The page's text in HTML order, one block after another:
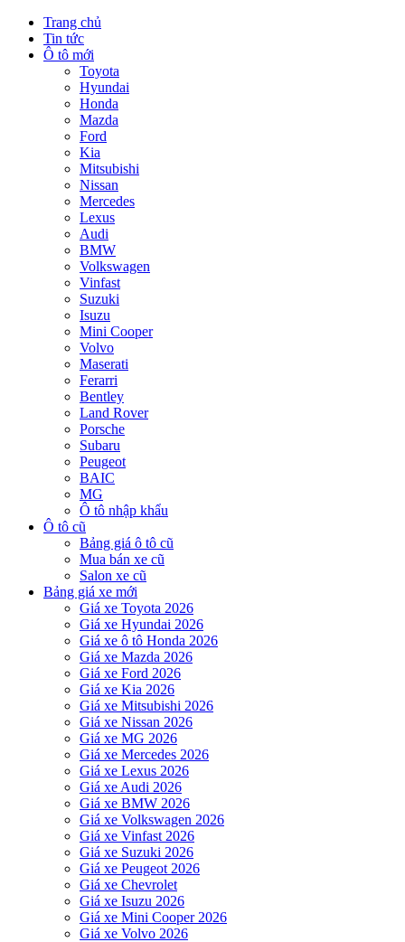
Trang chủ
Tin tức
Ô tô mới
Toyota
Hyundai
Honda
Mazda
Ford
Kia
Mitsubishi
Nissan
Mercedes
Lexus
Audi
BMW
Volkswagen
Vinfast
Suzuki
Isuzu
Mini Cooper
Volvo
Maserati
Ferarri
Bentley
Land Rover
Porsche
Subaru
Peugeot
BAIC
MG
Ô tô nhập khẩu
Ô tô cũ
Bảng giá ô tô cũ
Mua bán xe cũ
Salon xe cũ
Bảng giá xe mới
Giá xe Toyota 2026
Giá xe Hyundai 2026
Giá xe ô tô Honda 2026
Giá xe Mazda 2026
Giá xe Ford 2026
Giá xe Kia 2026
Giá xe Mitsubishi 2026
Giá xe Nissan 2026
Giá xe MG 2026
Giá xe Mercedes 2026
Giá xe Lexus 2026
Giá xe Audi 2026
Giá xe BMW 2026
Giá xe Volkswagen 2026
Giá xe Vinfast 2026
Giá xe Suzuki 2026
Giá xe Peugeot 2026
Giá xe Chevrolet
Giá xe Isuzu 2026
Giá xe Mini Cooper 2026
Giá xe Volvo 2026